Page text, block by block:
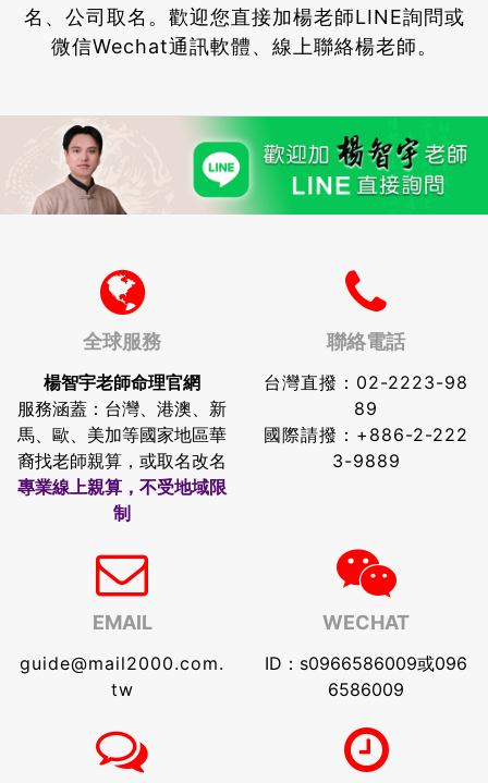
名、公司取名。 歡迎您直接加楊老師LINE詢問或
微信Wechat通訊軟體、線上聯絡楊老師。
全球服務
楊智宇老師命理官網
服務涵蓋：台灣、港澳、新
馬、歐、美加等國家地區華
裔找老師親算，或取名改名
專業線上親算，不受地域限
制
聯絡電話
台灣直撥： 02-2223-98
89
國際請撥： +886-2-222
3-9889
EMAIL
guide@mail2000.com.
tw
WECHAT
ID：s0966586009或096
6586009